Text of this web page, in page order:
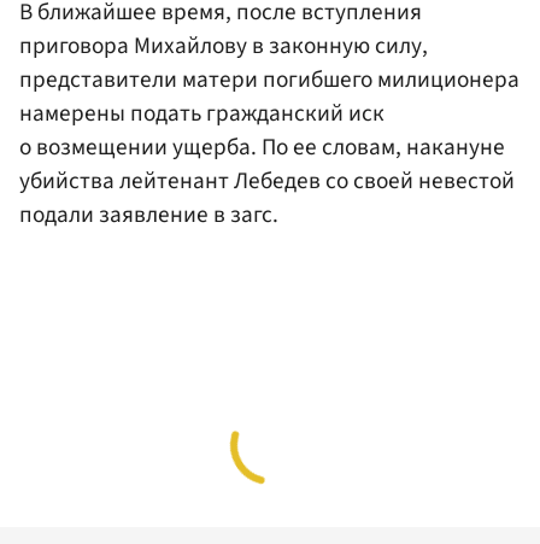
В ближайшее время, после вступления
приговора Михайлову в законную силу,
представители матери погибшего милиционера
намерены подать гражданский иск
о возмещении ущерба. По ее словам, накануне
убийства лейтенант Лебедев со своей невестой
подали заявление в загс.